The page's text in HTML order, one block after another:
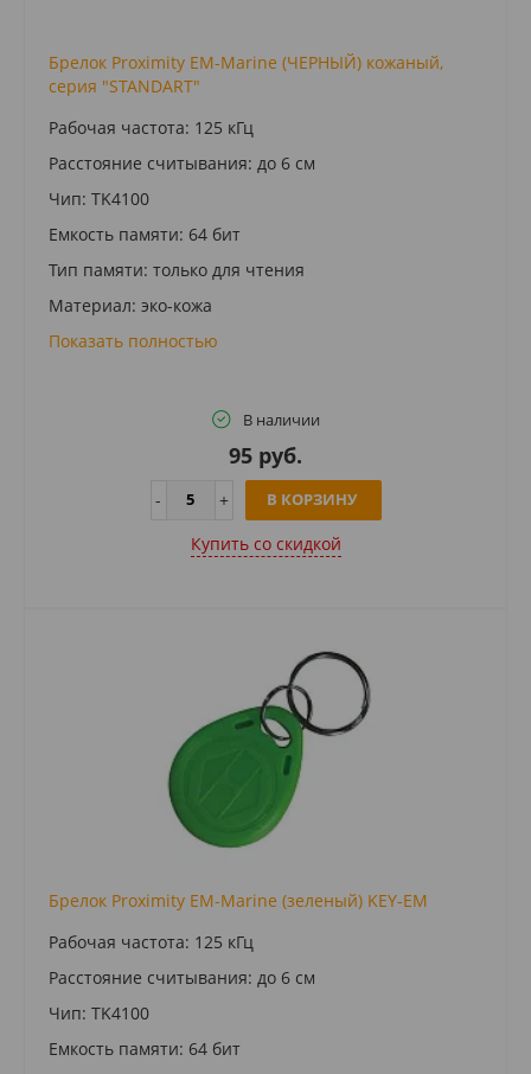
Брелок Proximity EM-Marine (ЧЕРНЫЙ) кожаный,
серия "STANDART"
Рабочая частота: 125 кГц
Расстояние считывания: до 6 см
Чип: TK4100
Емкость памяти: 64 бит
Тип памяти: только для чтения
Материал: эко-кожа
Показать полностью
В наличии
95 руб.
В КОРЗИНУ
Купить cо скидкой
Брелок Proximity EM-Marine (зеленый) KEY‑EM
Рабочая частота: 125 кГц
Расстояние считывания: до 6 см
Чип: TK4100
Емкость памяти: 64 бит